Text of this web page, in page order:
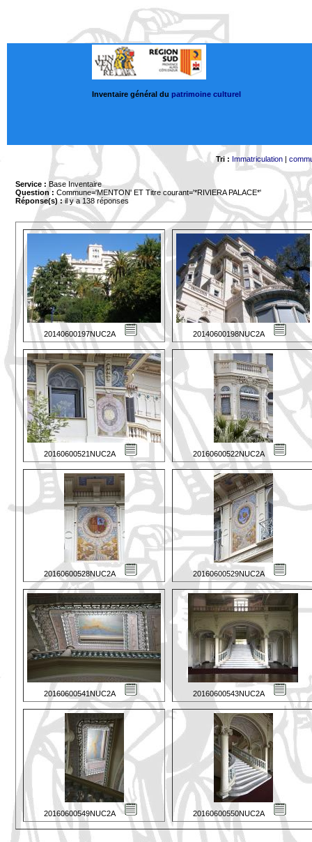
Inventaire général du patrimoine culturel
Tri : Immatriculation|
Service : Base Inventaire
Question : Commune='MENTON' ET Titre courant='*RIVIERA PALACE*'
Réponse(s) :il y a 138 réponses
20140600197NUC2A 20140600198NUC2A
20160600521NUC2A 20160600522NUC2A
20160600528NUC2A 20160600529NUC2A
20160600541NUC2A 20160600543NUC2A
20160600549NUC2A 20160600550NUC2A